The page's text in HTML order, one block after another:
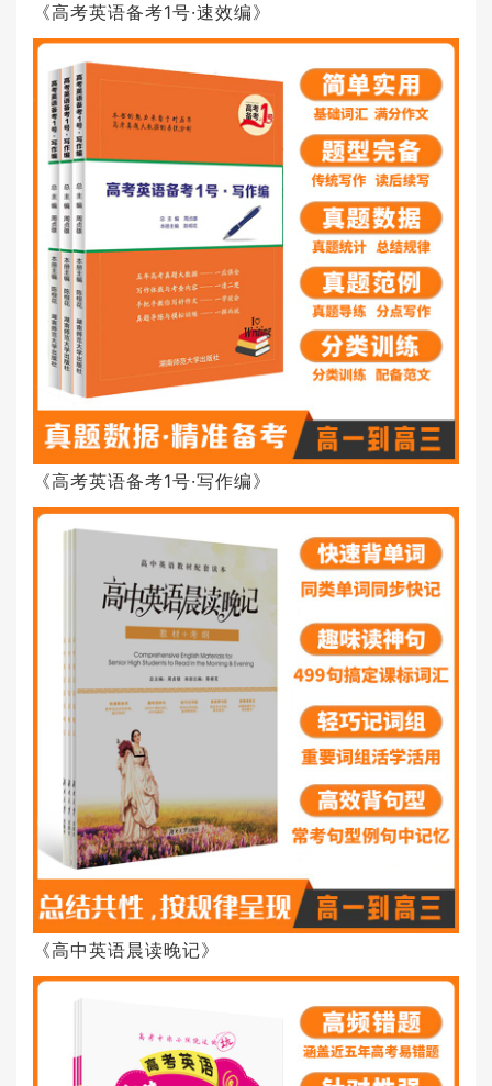
《高考英语备考1号·速效编》
《高考英语备考1号·写作编》
《高中英语晨读晚记》